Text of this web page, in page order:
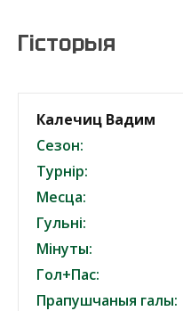
Гісторыя
Калечиц Вадим
Сезон:
Турнір:
Месца:
Гульні:
Мінуты:
Гол+Пас:
Прапушчаныя галы: